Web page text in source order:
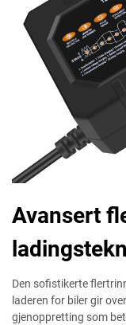
Avansert
Den sofistikerte
laderen for biler gir
gjenoppretting som